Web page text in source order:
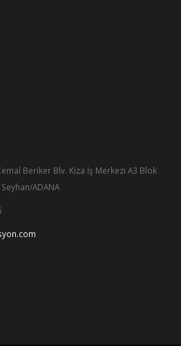
Beriker Blv. Kiza İş Merkezi A3 Blok
ADANA